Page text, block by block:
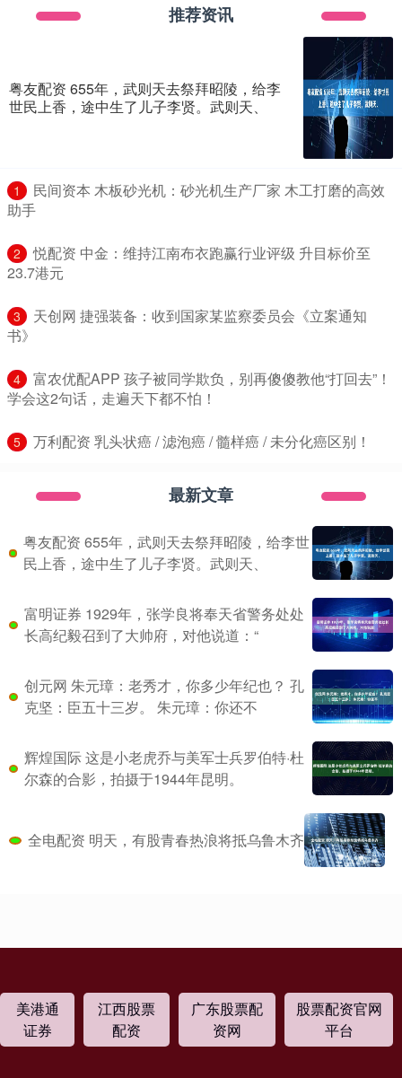
推荐资讯
粤友配资 655年，武则天去祭拜昭陵，给李
世民上香，途中生了儿子李贤。武则天、
1
​民间资本 木板砂光机：砂光机生产厂家 木工打磨的高效
助手
2
​悦配资 中金：维持江南布衣跑赢行业评级 升目标价至
23.7港元
3
​天创网 捷强装备：收到国家某监察委员会《立案通知
书》
4
​富农优配APP 孩子被同学欺负，别再傻傻教他“打回去”！
学会这2句话，走遍天下都不怕！
5 ​万利配资 乳头状癌 / 滤泡癌 / 髓样癌 / 未分化癌区别！
最新文章
粤友配资 655年，武则天去祭拜昭陵，给李世
民上香，途中生了儿子李贤。武则天、
富明证券 1929年，张学良将奉天省警务处处
长高纪毅召到了大帅府，对他说道：“
创元网 朱元璋：老秀才，你多少年纪也？ 孔
克坚：臣五十三岁。 朱元璋：你还不
辉煌国际 这是小老虎乔与美军士兵罗伯特·杜
尔森的合影，拍摄于1944年昆明。
全电配资 明天，有股青春热浪将抵乌鲁木齐
美港通
证券
江西股票
配资
广东股票配
资网
股票配资官网
平台